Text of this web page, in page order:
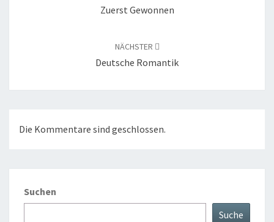
Zuerst Gewonnen
NÄCHSTER
Deutsche Romantik
Die Kommentare sind geschlossen.
Suchen
Suche